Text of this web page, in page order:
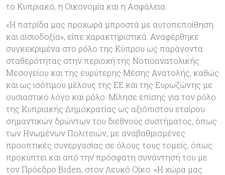
το Κυπριακό, η Οικονομία και η Ασφάλεια.
«Η πατρίδα μας προχωρά μπροστά με αυτοπεποίθηση
και αισιοδοξία», είπε χαρακτηριστικά. Αναφέρθηκε
συγκεκριμένα στο ρόλο της Κύπρου ως παράγοντα
σταθερότητας στην περιοχή της Νοτιοανατολικής
Μεσογείου και της ευρύτερης Μέσης Ανατολής, καθώς
και ως ισότιμου μέλους της ΕΕ και της Ευρωζώνης με
ουσιαστικό λόγο και ρόλο. Μίλησε επίσης για τον ρόλο
της Κυπριακής Δημοκρατίας ως αξιόπιστου εταίρου
σημαντικών δρώντων του διεθνούς συστήματος, όπως
των Ηνωμένων Πολιτειών, με αναβαθμισμένες
προοπτικές συνεργασίας σε όλους τους τομείς, όπως
προκύπτει και από την πρόσφατη συνάντησή του με
τον Πρόεδρο Biden, στον Λευκό Οίκο. «Η χώρα μας